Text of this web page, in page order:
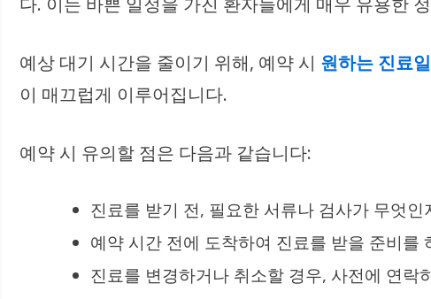
예상 대기 시간을 줄이기 위해, 예약 시 원하는 진료
이 매끄럽게 이루어집니다.
예약 시 유의할 점은 다음과 같습니다:
진료를 받기 전, 필요한 서류나 검사가 무엇인
예약 시간 전에 도착하여 진료를 받을 준비를
진료를 변경하거나 취소할 경우, 사전에 연락